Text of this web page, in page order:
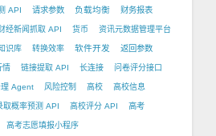
API 请求参数 负载均衡 财务报表
经新闻抓取 API 货币 资讯元数据管理平台
识库 转换效率 软件开发 返回参数
情 链接提取 API 长连接 问卷评分接口
Agent 风险控制 高校 高校信息
取概率预测 API 高校评分 API 高考
高考志愿填报小程序